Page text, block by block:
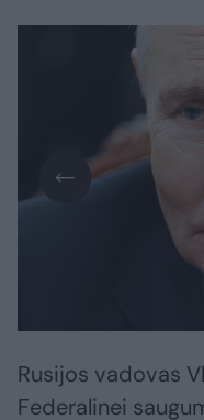
Rusijos vadovas
Federalinei